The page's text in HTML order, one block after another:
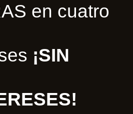
en cuatro
¡SIN